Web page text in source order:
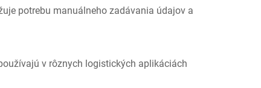
potrebu manuálneho zadávania údajov a
v rôznych logistických aplikáciách